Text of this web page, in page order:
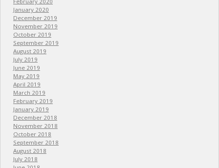
January 2020
December 2019
November 2019
October 2019
September 2019
August 2019
July 2019
June 2019
May 2019
April 2019
March 2019
February 2019
January 2019
December 2018
November 2018
October 2018
September 2018
August 2018
July 2018